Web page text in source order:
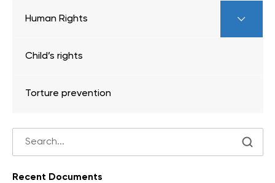
Human Rights
Child’s rights
Torture prevention
Recent Documents